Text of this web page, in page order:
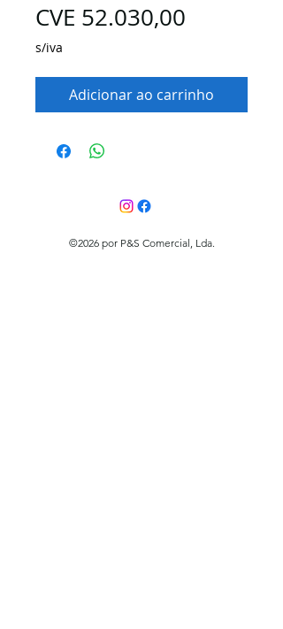
CVE 52.030,00
s/iva
Adicionar ao carrinho
©2026 por P&S Comercial, Lda.